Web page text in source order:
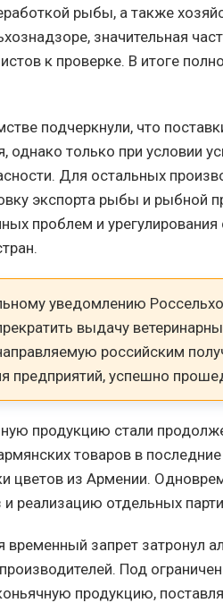
рыбы, а также
значительная
к проверке. В итоге
подчеркнули, что
однако только при условии
Для остальных
экспорта рыбы и рыбной
проблем и
уведомлению
выдачу
российским
предприятий, успешно
продукцию стали
товаров в
цветов из Армении.
и реализацию отдельных
временный запрет затронул
Под
продукцию,